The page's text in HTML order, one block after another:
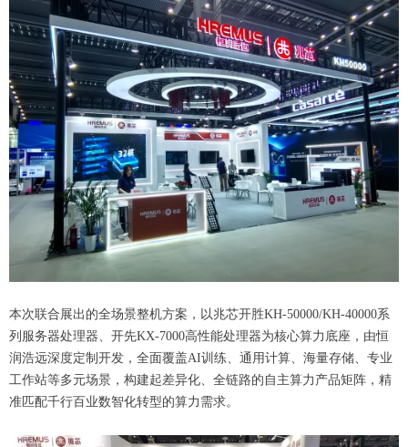
本次联合展出的全场景整机方案，以兆芯开胜KH-50000/KH-40000系
列服务器处理器、开先KX-7000高性能处理器为核心算力底座，由恒
润浩远深度定制开发，全面覆盖AI训练、通用计算、海量存储、专业
工作站等多元场景，构建起差异化、全链路的自主算力产品矩阵，精
准匹配千行百业数智化转型的算力需求。